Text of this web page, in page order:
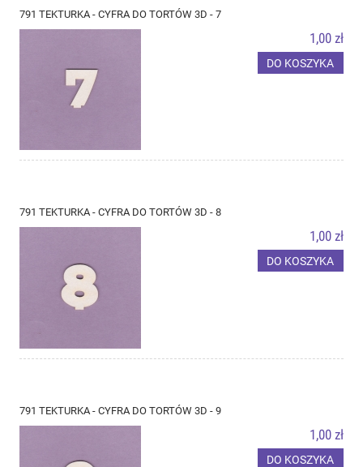
791 TEKTURKA - CYFRA DO TORTÓW 3D - 7
1,00 zł
DO KOSZYKA
791 TEKTURKA - CYFRA DO TORTÓW 3D - 8
1,00 zł
DO KOSZYKA
791 TEKTURKA - CYFRA DO TORTÓW 3D - 9
1,00 zł
DO KOSZYKA